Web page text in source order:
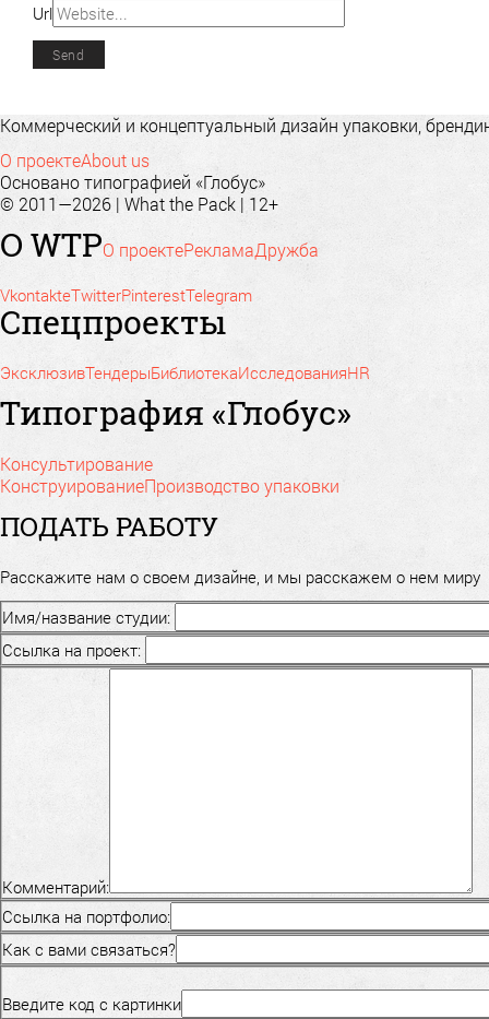
Url
Коммерческий и концептуальный дизайн упаковки,
О проектеAbout us
Основано типографией «Глобус»
© 2011—2026 | What the Pack | 12+
О WTPО проектеРекламаДружба
VkontakteTwitterPinterestTelegram
Спецпроекты
ЭксклюзивТендерыБиблиотекаИсследованияHR
Типография «Глобус»
Консультирование
КонструированиеПроизводство упаковки
ПОДАТЬ РАБОТУ
Расскажите нам о своем дизайне, и мы расскажем о нем миру
Имя/название студии:
Ссылка на проект:
Комментарий:
Ссылка на портфолио:
Как с вами связаться?
Введите код с картинки